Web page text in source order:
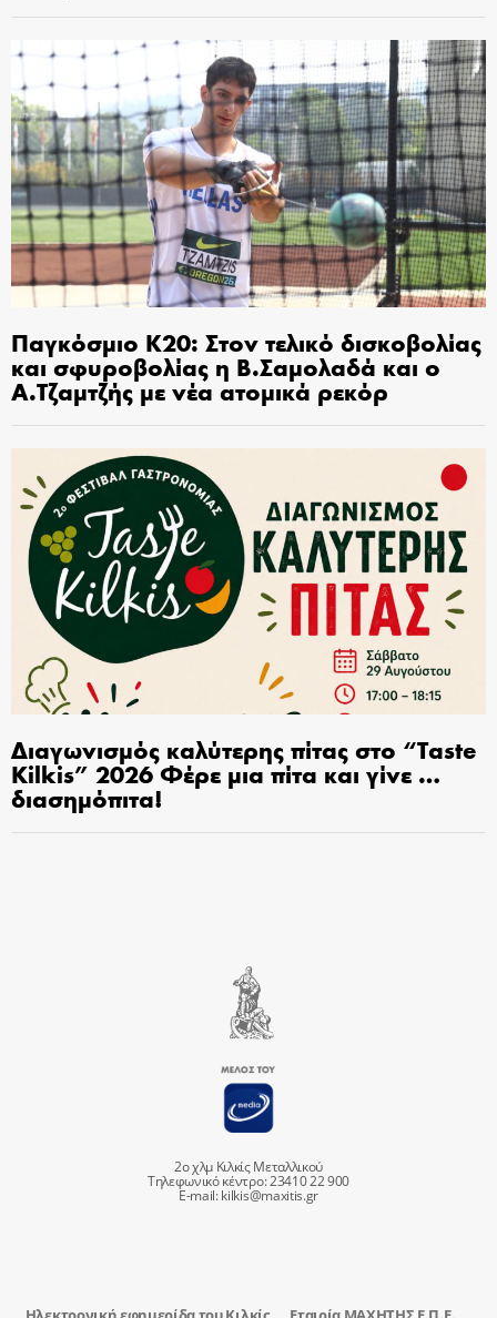
Παγκόσμιο Κ20: Στον τελικό δισκοβολίας
και σφυροβολίας η Β.Σαμολαδά και ο
Α.Τζαμτζής με νέα ατομικά ρεκόρ
Διαγωνισμός καλύτερης πίτας στο “Taste
Kilkis” 2026 Φέρε μια πίτα και γίνε …
διασημόπιτα!
2ο χλμ Κιλκίς Μεταλλικού
Τηλεφωνικό κέντρο: 23410 22 900
E-mail:kilkis@maxitis.gr